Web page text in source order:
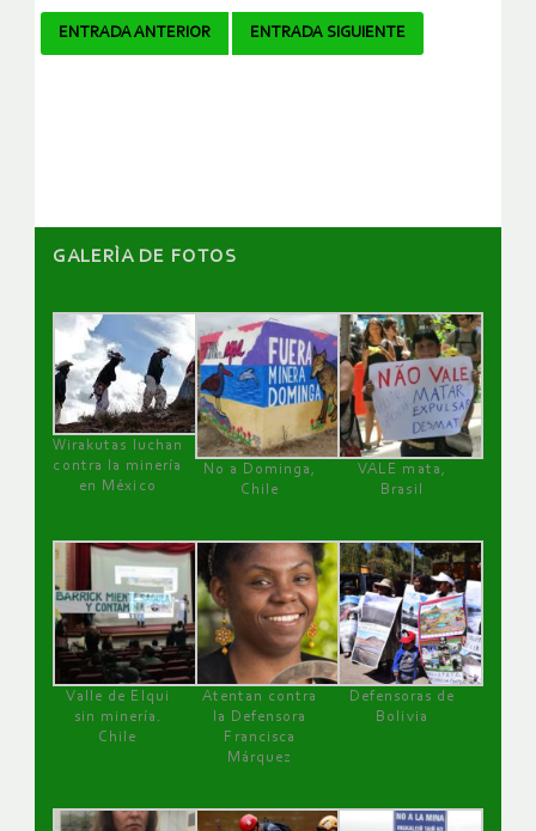
Navegador
ENTRADA ANTERIOR ENTRADA SIGUIENTE
GALERÌA DE FOTOS
Wirakutas luchan
contra la minería
en México
No a Dominga,
Chile
VALE mata,
Brasil
Valle de Elqui
sin minería.
Chile
Atentan contra
la Defensora
Francisca
Márquez
Defensoras de
Bolivia